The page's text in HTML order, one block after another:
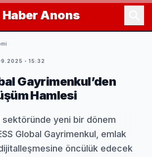
Haber Anons
- 15:32
Gayrimenkul’den
Hamlesi
sektöründe yeni bir dönem
Global Gayrimenkul, emlak
öncülük edecek